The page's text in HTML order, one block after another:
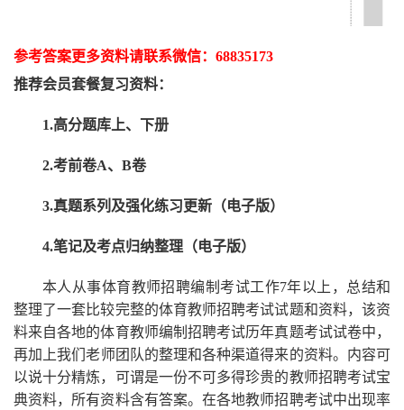
参考答案更多资料请联系微信： 68835173
推荐会员套餐复习资料：
1.高分题库上、下册
2.考前卷A、B卷
3.真题系列及强化练习更新（电子版）
4.笔记及考点归纳整理（电子版）
本人从事体育教师招聘编制考试工作7年以上，总结和
整理了一套比较完整的体育教师招聘考试试题和资料，该资
料来自各地的体育教师编制招聘考试历年真题考试试卷中，
再加上我们老师 团队的整理和各种渠道得来的资料。内容可
以说十分精炼，可谓是一份不可多得珍贵的教师招聘考试宝
典资料，所有资料含有答案。在各地教师招聘考试中出现率